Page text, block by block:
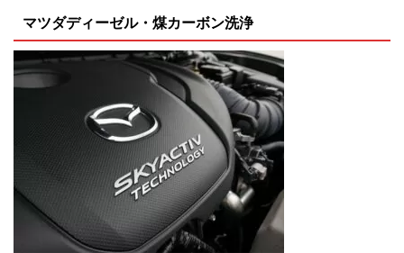
マツダディーゼル・煤カーボン洗浄